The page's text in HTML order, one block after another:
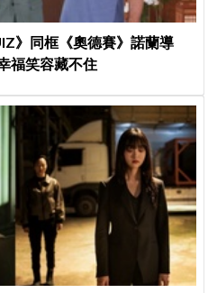
》同框《奧德賽》諾蘭導
福笑容藏不住